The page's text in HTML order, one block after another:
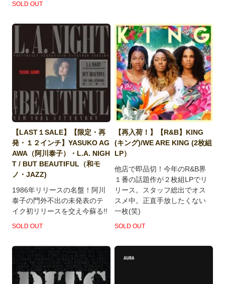
SOLD OUT
【LAST１SALE】【限定・再
発・１２インチ】YASUKO AG
AWA（阿川泰子）・L.A. NIGH
T / BUT BEAUTIFUL（和モ
ノ・JAZZ)
1986年リリースの名盤！阿川
泰子の門外不出の未発表のテ
イク初リリースを交え今蘇る!!
SOLD OUT
【再入荷！】【R&B】KING
(キング)/WE ARE KING (2枚組
LP）
他店で即品切！今年のR&B界
１番の話題作が２枚組LPでリ
リース。スタッフ総出でオス
スメ中。正直手放したくない
一枚(笑)
SOLD OUT